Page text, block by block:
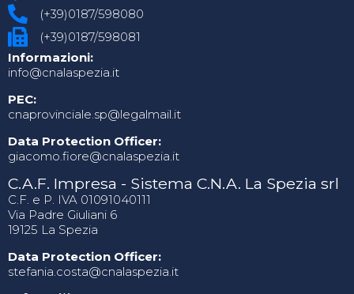
(+39)0187/598080
(+39)0187/598081
Informazioni:
info@cnalaspezia.it
PEC:
cnaprovinciale.sp@legalmail.it
Data Protection Officer:
giacomo.fiore@cnalaspezia.it
C.A.F. Impresa - Sistema C.N.A. La Spezia srl
C.F. e P. IVA 01091040111
Via Padre Giuliani 6
19125 La Spezia
Data Protection Officer:
stefania.costa@cnalaspezia.it